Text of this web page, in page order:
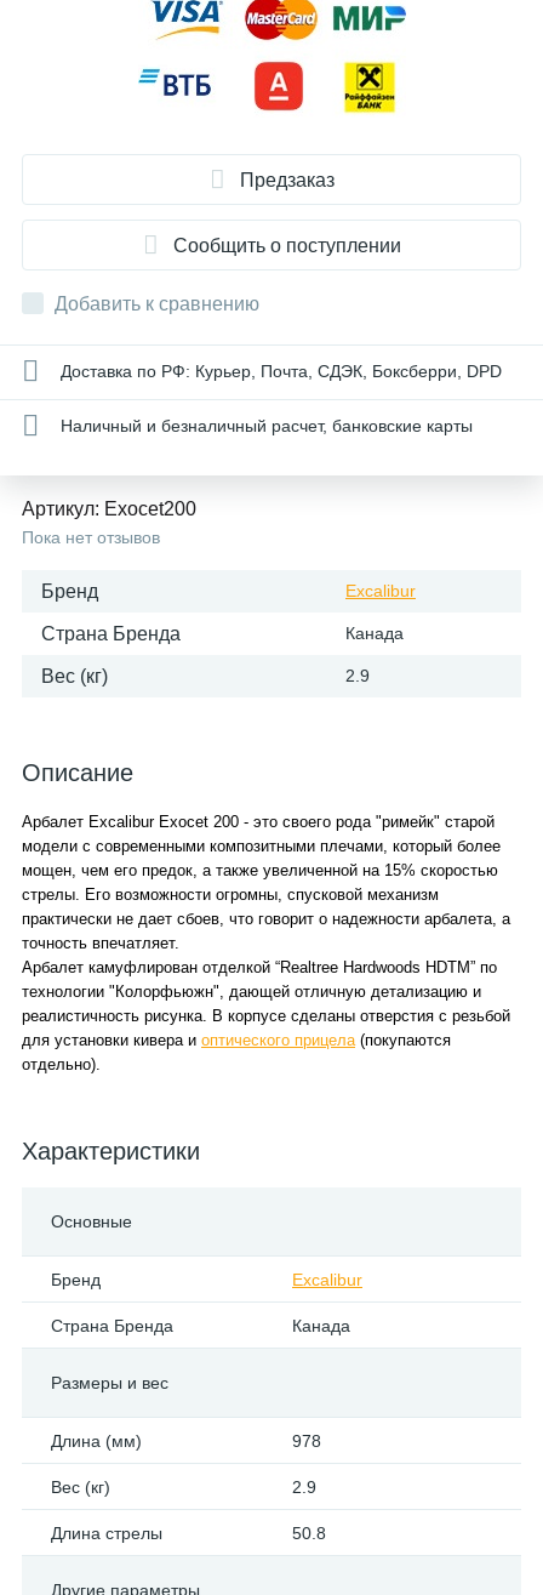
Предзаказ
Сообщить о поступлении
Добавить к сравнению
Доставка по РФ: Курьер, Почта, СДЭК, Боксберри, DPD
Наличный и безналичный расчет, банковские карты
Артикул: Exocet200
Пока нет отзывов
Бренд Excalibur
Страна Бренда Канада
Вес (кг) 2.9
Описание
Арбалет Excalibur Exocet 200 - это своего рода "римейк" старой
модели с современными композитными плечами, который более
мощен, чем его предок, а также увеличенной на 15% скоростью
стрелы. Его возможности огромны, спусковой механизм
практически не дает сбоев, что говорит о надежности арбалета, а
точность впечатляет.
Арбалет камуфлирован отделкой “Realtree Hardwoods HDTM” по
технологии "Колорфьюжн", дающей отличную детализацию и
реалистичность рисунка. В корпусе сделаны отверстия с резьбой
для установки кивера и оптического прицела(покупаются
отдельно).
Характеристики
Основные
Бренд Excalibur
Страна Бренда Канада
Размеры и вес
Длина (мм) 978
Вес (кг) 2.9
Длина стрелы 50.8
Другие параметры